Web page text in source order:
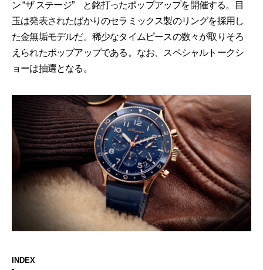
ン “ザ ステージ” と銘打ったポップアップを開催する。目
玉は発表されたばかりのセラミックス製のリングを採用し
た金無垢モデルだ。稀少なタイムピースの数々が取りそろ
えられたポップアップである。なお、スペシャルトークシ
ョーは抽選となる。
INDEX